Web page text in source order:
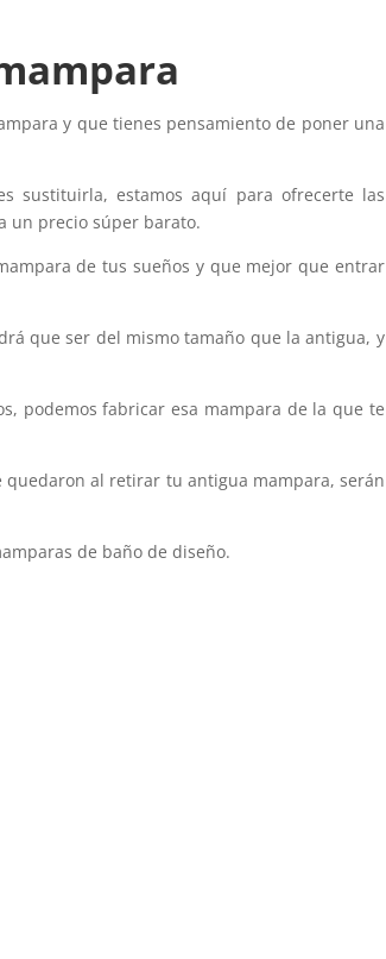
y que tienes pensamiento de poner una
sustituirla, estamos aquí para ofrecerte las
un precio súper barato.
de tus sueños y que mejor que entrar
que ser del mismo tamaño que la antigua, y
podemos fabricar esa mampara de la que te
quedaron al retirar tu antigua mampara, serán
de baño de diseño.